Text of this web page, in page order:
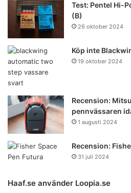
Test: Pentel Hi-
(B)
26 oktober 2024
Köp inte
19 oktober 2024
Recension:
pennvässaren
1 augusti 2024
Recension:
31 juli 2024
Haaf.se använder Loopia.se